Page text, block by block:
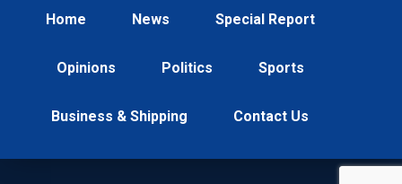
Home News Special Report
Opinions Politics Sports
Business & Shipping Contact Us